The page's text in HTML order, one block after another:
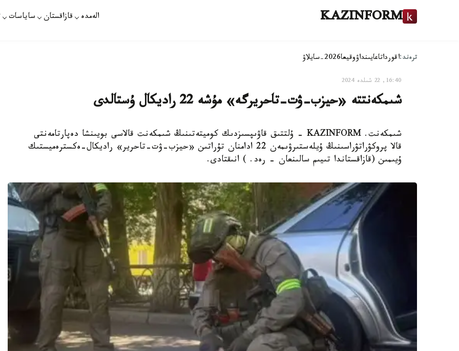
KAZINFORM الەمدە قازاقستان ساياسات
ترەند:اقورداتاعايىنداۋوقيعا2026-سايلاۋ
16:40, 22 شىلدە 2024
شىمكەنتتە «حيزب-ۋت-تاحريرگە» مۇشە 22 راديكال ۇستالدى
شىمكەنت. KAZINFORM - ۇلتتىق قاۋىپسىزدىك كوميتەتىنىڭ شىمكەنت قالاسى بويىنشا دەپارتامەنتى
قالا پروكۋراتۋراسىنىڭ ۇيلەستىرۋىمەن 22 ادامنان تۇراتىن «حيزب-ۋت-تاحرير» راديكال-ەكسترەميستىك
ۇيىمىن (قازاقستاندا تىيىم سالىنعان - رەد. ) انىقتادى.